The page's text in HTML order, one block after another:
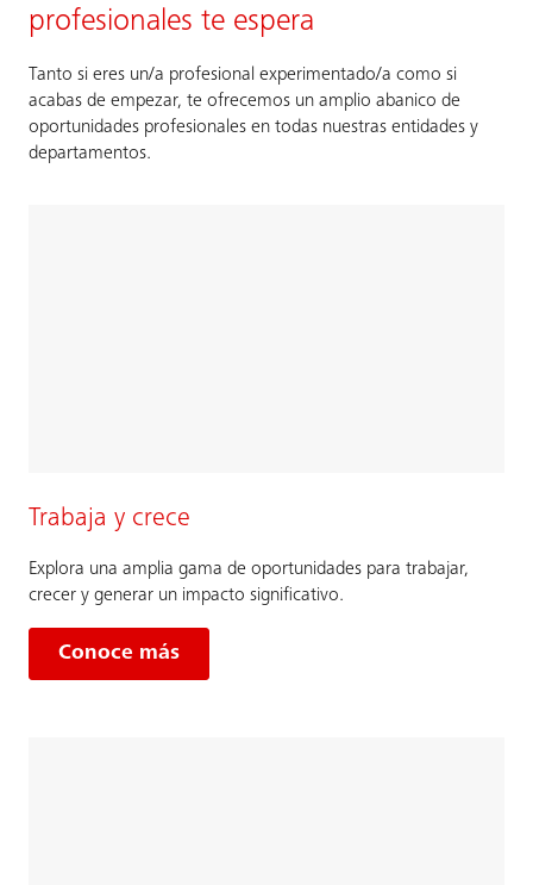
profesionales te espera
Tanto si eres un/a profesional experimentado/a como si
acabas de empezar, te ofrecemos un amplio abanico de
oportunidades profesionales en todas nuestras entidades y
departamentos.
Trabaja y crece
Explora una amplia gama de oportunidades para trabajar,
crecer y generar un impacto significativo.
Conoce más